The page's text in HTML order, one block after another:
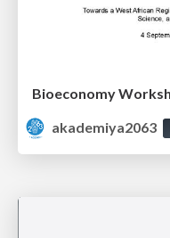
akademiya2063